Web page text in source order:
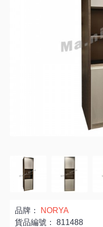
品牌：
NORYA
貨品編號： 811488